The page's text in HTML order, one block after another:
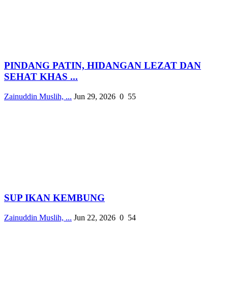
PINDANG PATIN, HIDANGAN LEZAT DAN
SEHAT KHAS ...
Zainuddin Muslih, ... Jun 29, 2026 0 55
SUP IKAN KEMBUNG
Zainuddin Muslih, ... Jun 22, 2026 0 54